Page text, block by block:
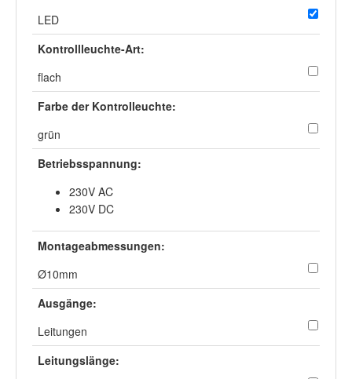
LED
Kontrollleuchte-Art:
flach
Farbe der Kontrolleuchte:
grün
Betriebsspannung:
230V AC
230V DC
Montageabmessungen:
Ø10mm
Ausgänge:
Leitungen
Leitungslänge: